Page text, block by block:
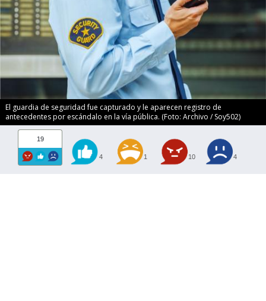
El guardia de seguridad fue capturado y le aparecen registro de
antecedentes por escándalo en la vía pública. (Foto: Archivo / Soy502)
19
4 1 10 4